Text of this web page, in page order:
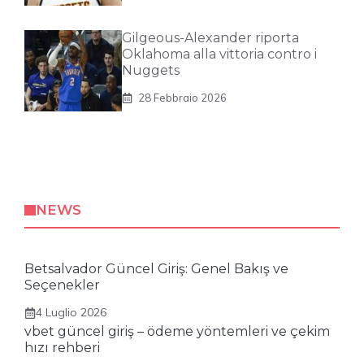
Gilgeous-Alexander riporta
Oklahoma alla vittoria contro i
Nuggets
28 Febbraio 2026
NEWS
Betsalvador Güncel Giriş: Genel Bakış ve
Seçenekler
4 Luglio 2026
vbet güncel giriş – ödeme yöntemleri ve çekim
hızı rehberi